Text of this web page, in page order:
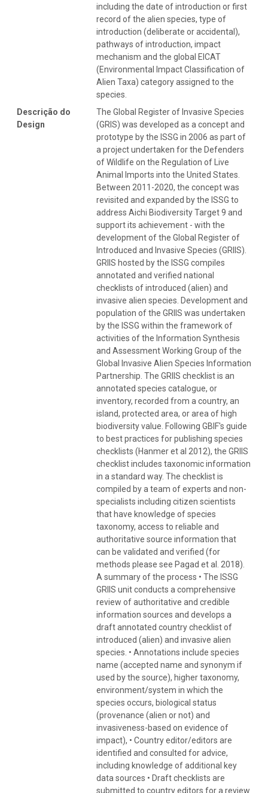
including the date of introduction or first
record of the alien species, type of
introduction (deliberate or accidental),
pathways of introduction, impact
mechanism and the global EICAT
(Environmental Impact Classification of
Alien Taxa) category assigned to the
species.
Descrição do
Design
The Global Register of Invasive Species
(GRIS) was developed as a concept and
prototype by the ISSG in 2006 as part of
a project undertaken for the Defenders
of Wildlife on the Regulation of Live
Animal Imports into the United States.
Between 2011-2020, the concept was
revisited and expanded by the ISSG to
address Aichi Biodiversity Target 9 and
support its achievement - with the
development of the Global Register of
Introduced and Invasive Species (GRIIS).
GRIIS hosted by the ISSG compiles
annotated and verified national
checklists of introduced (alien) and
invasive alien species. Development and
population of the GRIIS was undertaken
by the ISSG within the framework of
activities of the Information Synthesis
and Assessment Working Group of the
Global Invasive Alien Species Information
Partnership. The GRIIS checklist is an
annotated species catalogue, or
inventory, recorded from a country, an
island, protected area, or area of high
biodiversity value. Following GBIF's guide
to best practices for publishing species
checklists (Hanmer et al 2012), the GRIIS
checklist includes taxonomic information
in a standard way. The checklist is
compiled by a team of experts and non-
specialists including citizen scientists
that have knowledge of species
taxonomy, access to reliable and
authoritative source information that
can be validated and verified (for
methods please see Pagad et al. 2018).
A summary of the process • The ISSG
GRIIS unit conducts a comprehensive
review of authoritative and credible
information sources and develops a
draft annotated country checklist of
introduced (alien) and invasive alien
species. • Annotations include species
name (accepted name and synonym if
used by the source), higher taxonomy,
environment/system in which the
species occurs, biological status
(provenance (alien or not) and
invasiveness-based on evidence of
impact), • Country editor/editors are
identified and consulted for advice,
including knowledge of additional key
data sources • Draft checklists are
submitted to country editors for a review